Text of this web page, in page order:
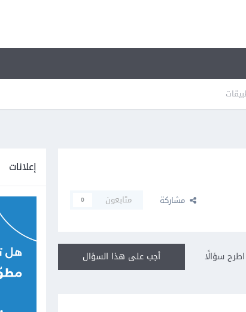
مشاركة متابعون 0
أجب على هذا السؤال اطرح سؤالًا
إعلانات